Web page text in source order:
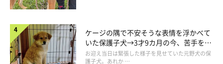
ケージの隅で不安そうな表情を浮かべて
いた保護子犬→3才9カ月の今、苦手を克
服し頼もしいコに成長！
お迎え当日は緊張した様子を見せていた元野犬の保
護子犬。あれか …